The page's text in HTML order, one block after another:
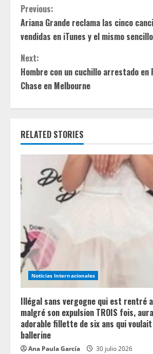
C
o
n
t
u
R
a
d
i
n
g
Previous:
Ariana Grande reclama las cinco
vendidas en iTunes y el mismo sencillo
Next:
Hombre con un cuchillo arrestado en
Chase en Melbourne
RELATED STORIES
Noticias Internacionales
Illégal sans vergogne qui est rentré
malgré son expulsion TROIS fois,
adorable fillette de six ans qui
ballerine
Ana Paula García 30 julio 2026